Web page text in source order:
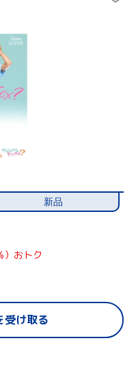
新品
おトク
受け取る